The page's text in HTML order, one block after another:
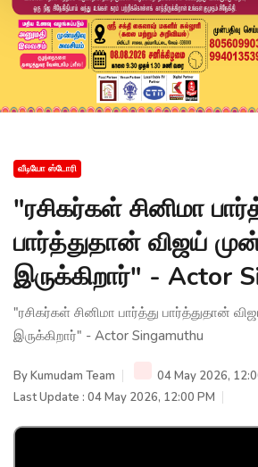
வீடியோ ஸ்டோரி
"ரசிகர்கள் சினிமா
பார்த்துதான் விஜய்
இருக்கிறார்" - Actor
"ரசிகர்கள் சினிமா பார்த்து பார்த்துதான்
இருக்கிறார்" - Actor Singamuthu
ByKumudam Team
04 May 2026,
Last Update : 04 May 2026, 12:00 PM